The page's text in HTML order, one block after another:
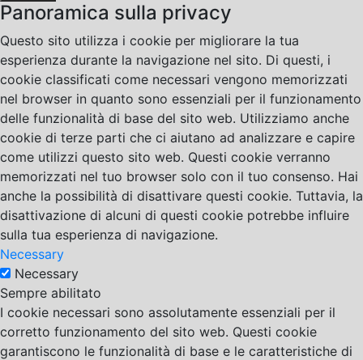
Panoramica sulla privacy
Questo sito utilizza i cookie per migliorare la tua
esperienza durante la navigazione nel sito. Di questi, i
cookie classificati come necessari vengono memorizzati
nel browser in quanto sono essenziali per il funzionamento
delle funzionalità di base del sito web. Utilizziamo anche
cookie di terze parti che ci aiutano ad analizzare e capire
come utilizzi questo sito web. Questi cookie verranno
memorizzati nel tuo browser solo con il tuo consenso. Hai
anche la possibilità di disattivare questi cookie. Tuttavia, la
disattivazione di alcuni di questi cookie potrebbe influire
sulla tua esperienza di navigazione.
Necessary
Necessary
Sempre abilitato
I cookie necessari sono assolutamente essenziali per il
corretto funzionamento del sito web. Questi cookie
garantiscono le funzionalità di base e le caratteristiche di